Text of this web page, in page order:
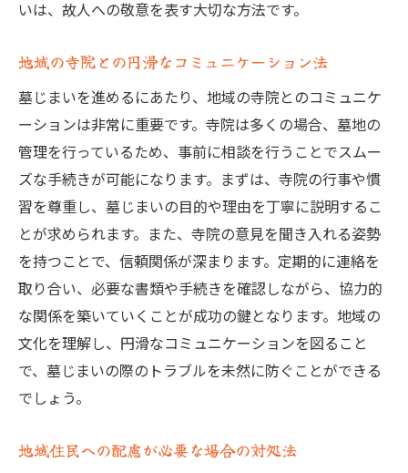
いは、故人への敬意を表す大切な方法です。
地域の寺院との円滑なコミュニケーション法
墓じまいを進めるにあたり、地域の寺院とのコミュニケ
ーションは非常に重要です。寺院は多くの場合、墓地の
管理を行っているため、事前に相談を行うことでスムー
ズな手続きが可能になります。まずは、寺院の行事や慣
習を尊重し、墓じまいの目的や理由を丁寧に説明するこ
とが求められます。また、寺院の意見を聞き入れる姿勢
を持つことで、信頼関係が深まります。定期的に連絡を
取り合い、必要な書類や手続きを確認しながら、協力的
な関係を築いていくことが成功の鍵となります。地域の
文化を理解し、円滑なコミュニケーションを図ること
で、墓じまいの際のトラブルを未然に防ぐことができる
でしょう。
地域住民への配慮が必要な場合の対処法